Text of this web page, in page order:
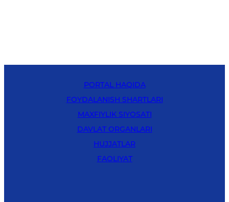
PORTAL HAQIDA
FOYDALANISH SHARTLARI
MAXFIYLIK SIYOSATI
DAVLAT ORGANLARI
HUJJATLAR
FAOLIYAT